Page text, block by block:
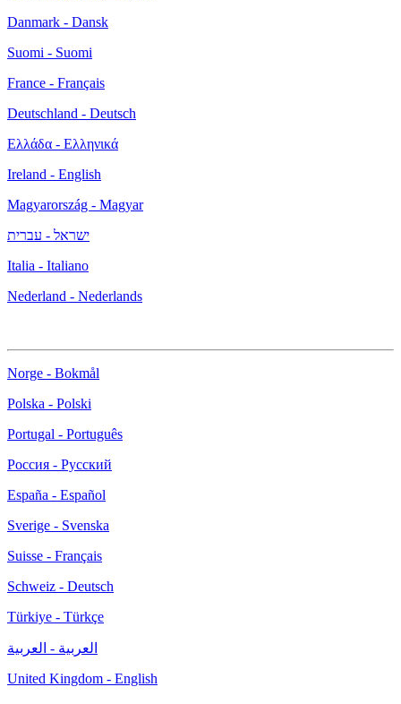
Danmark - Dansk
Suomi - Suomi
France - Français
Deutschland - Deutsch
Ελλάδα - Ελληνικά
Ireland - English
Magyarország - Magyar
ישראל - עברית
Italia - Italiano
Nederland - Nederlands
Norge - Bokmål
Polska - Polski
Portugal - Português
Россия - Русский
España - Español
Sverige - Svenska
Suisse - Français
Schweiz - Deutsch
Türkiye - Türkçe
العربية - العربية
United Kingdom - English